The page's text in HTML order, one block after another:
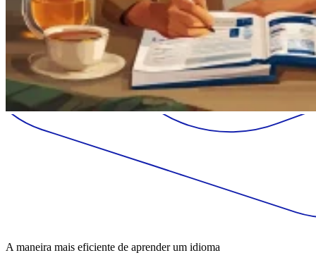
A maneira mais eficiente de aprender um idioma